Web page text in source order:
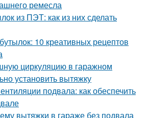
ремесла
из ПЭТ: как из них сделать
10 креативных рецептов
циркуляцию в гаражном
установить вытяжку
подвала: как обеспечить
вытяжки в гараже без подвала